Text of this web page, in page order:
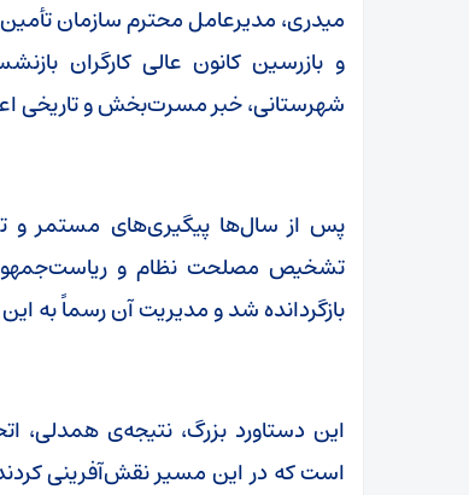
میدری، مدیرعامل محترم سازمان
و بازرسین کانون عالی کارگران
شهرستانی، خبر مسرت‌بخش و تاریخی
پس از سال‌ها پیگیری‌های مستمر و
تشخیص مصلحت نظام و
بازگردانده شد و مدیریت آن رسماً به
این دستاورد بزرگ، نتیجه‌ی
است که در این مسیر نقش‌آفرینی